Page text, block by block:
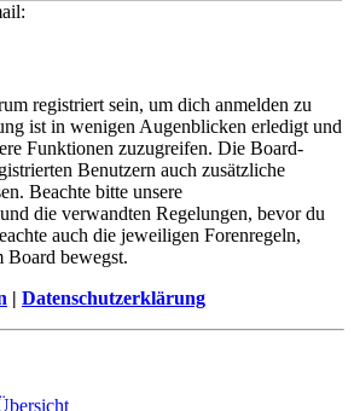
registriert sein, um dich anmelden zu
ist in wenigen Augenblicken erledigt und
Funktionen zuzugreifen. Die Board-
Benutzern auch zusätzliche
Beachte bitte unsere
die verwandten Regelungen, bevor du
auch die jeweiligen Forenregeln,
Board bewegst.
Datenschutzerklärung